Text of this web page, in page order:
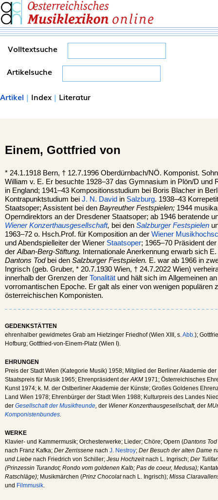
Volltextsuche
Artikelsuche
Artikel | Index | Literatur
Einem, Gottfried von
* 24.1.1918 Bern, † 12.7.1996 Oberdürnbach/NÖ. Komponist.
William v. E. Er besuchte 1928–37 das Gymnasium in Plön/D und
in England; 1941–43 Kompositionsstudium bei Boris Blacher in
Kontrapunktstudium bei J. N. David in Salzburg. 1938–43
Staatsoper; Assistent bei den Bayreuther Festspielen; 1944
Operndirektors an der Dresdener Staatsoper; ab 1946 beratende
Wiener Konzerthausgesellschaft, bei den Salzburger Festspielen
1963–72 o. Hsch.Prof. für Komposition an der Wiener
und Abendspielleiter der Wiener Staatsoper; 1965–70 Präsident der
der Alban-Berg-Stiftung. Internationale Anerkennung erwarb sich
Dantons Todbei den Salzburger Festspielen. E. war ab 1966 in
Ingrisch (geb. Gruber, * 20.7.1930 Wien, † 24.7.2022 Wien)
innerhalb der Grenzen der Tonalität und hält sich im Allgemeinen
vorromantischen Epoche. Er galt als einer von wenigen populären
österreichischen Komponisten.
GEDENKSTÄTTEN
ehrenhalber gewidmetes Grab am Hietzinger Friedhof (Wien XIII, s.Abb.);
Hofburg; Gottfried-von-Einem-Platz (Wien I).
EHRUNGEN
Preis der Stadt Wien (Kategorie Musik) 1958; Mitglied der Berliner Akademie
Staatspreis für Musik 1965; Ehrenpräsident derAKM 1971; Österreichisches
Kunst 1974; k. M. der Ostberliner Akademie der Künste; Großes Goldenes
Land Wien 1978; Ehrenbürger der Stadt Wien 1988; Kulturpreis des Landes
der Gesellschaft der Musikfreunde, der Wiener Konzerthausgesellschaft, der
Komponistenbundes.
WERKE
Klavier- und Kammermusik; Orchesterwerke; Lieder; Chöre; Opern (Dantons Tod
nach Franz Kafka; Der Zerrissene nach J. Nestroy; Der Besuch der alten Dame
und Liebe nach Friedrich von Schiller; Jesu Hochzeitnach L. Ingrisch; Der
(Prinzessin Turandot; Rondo vom goldenen Kalb; Pas de coeur, Medusa);
Ratschläge); Musikmärchen (Prinz Chocolatnach L. Ingrisch); Missa
und Filmmusik.